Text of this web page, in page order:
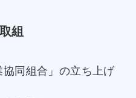
組
協同組合」の立ち上げ